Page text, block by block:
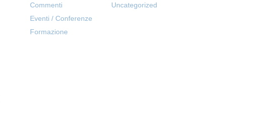
Commenti
Eventi / Conferenze
Formazione
Uncategorized